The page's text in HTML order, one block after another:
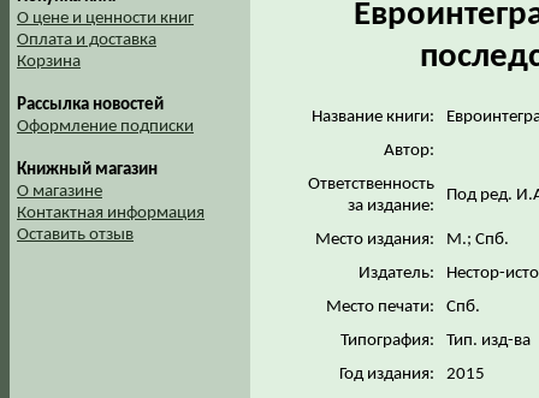
О цене и ценности книг
Оплата и доставка
Корзина
Рассылка новостей
Оформление подписки
Книжный магазин
О магазине
Контактная информация
Оставить отзыв
Название книги:
Автор:
Ответственность
за издание:
Под ред.
Место издания:
М.; Спб.
Издатель:
Нестор-
Место печати:
Спб.
Типография:
Тип. изд-ва
Год издания:
2015